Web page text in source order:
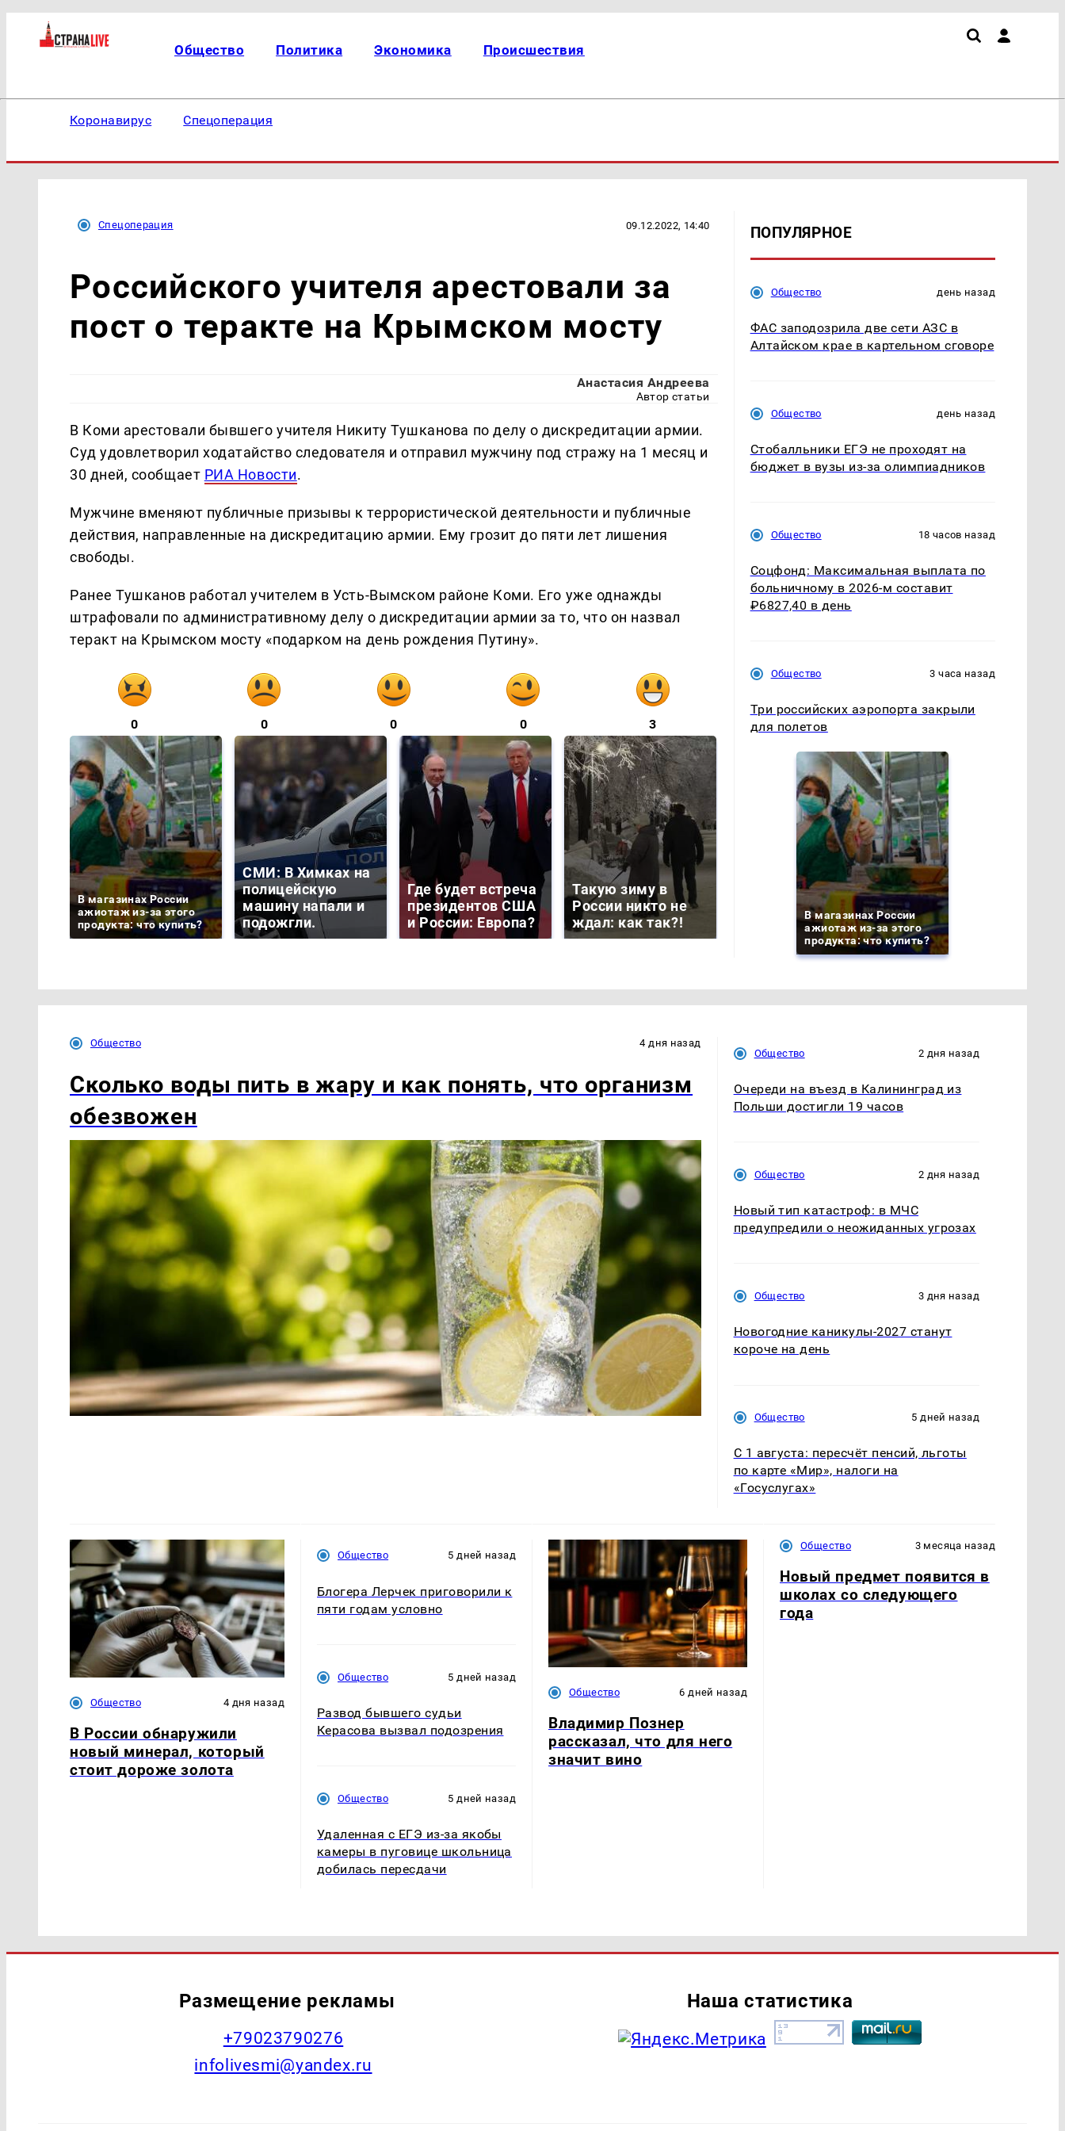
Общество Политика Экономика Происшествия
Коронавирус Спецоперация
Спецоперация 09.12.2022, 14:40
Российского учителя арестовали за
пост о теракте на Крымском мосту
Анастасия Андреева
Автор статьи
В Коми арестовали бывшего учителя Никиту Тушканова по делу о дискредитации армии.
Суд удовлетворил ходатайство следователя и отправил мужчину под стражу на 1 месяц и
30 дней, сообщает РИА Новости.
Мужчине вменяют публичные призывы к террористической деятельности и публичные
действия, направленные на дискредитацию армии. Ему грозит до пяти лет лишения
свободы.
Ранее Тушканов работал учителем в Усть-Вымском районе Коми. Его уже однажды
штрафовали по административному делу о дискредитации армии за то, что он назвал
теракт на Крымском мосту «подарком на день рождения Путину».
0 0 0 0 3
В магазинах России
ажиотаж из-за этого
продукта: что купить?
СМИ: В Химках на
полицейскую
машину напали и
подожгли.
Где будет встреча
президентов США
и России: Европа?
Такую зиму в
России никто не
ждал: как так?!
На Урале из казны
были украдены 18
миллионов рублей
Как выглядит место
крушение вертолета на
Кавказе: смотреть
ПОПУЛЯРНОЕ
Общество день назад
ФАС заподозрила две сети АЗС в
Алтайском крае в картельном сговоре
Общество день назад
Стобалльники ЕГЭ не проходят на
бюджет в вузы из-за олимпиадников
Общество 18 часов назад
Соцфонд: Максимальная выплата по
больничному в 2026-м составит
₽6827,40 в день
Общество 3 часа назад
Три российских аэропорта закрыли
для полетов
В магазинах России
ажиотаж из-за этого
продукта: что купить?
Общество 4 дня назад
Сколько воды пить в жару и как понять, что организм
обезвожен
Общество 2 дня назад
Очереди на въезд в Калининград из
Польши достигли 19 часов
Общество 2 дня назад
Новый тип катастроф: в МЧС
предупредили о неожиданных угрозах
Общество 3 дня назад
Новогодние каникулы-2027 станут
короче на день
Общество 5 дней назад
С 1 августа: пересчёт пенсий, льготы
по карте «Мир», налоги на
«Госуслугах»
Общество 4 дня назад
В России обнаружили
новый минерал, который
стоит дороже золота
Общество 5 дней назад
Блогера Лерчек приговорили к
пяти годам условно
Общество 5 дней назад
Развод бывшего судьи
Керасова вызвал подозрения
Общество 5 дней назад
Удаленная с ЕГЭ из-за якобы
камеры в пуговице школьница
добилась пересдачи
Общество 6 дней назад
Владимир Познер
рассказал, что для него
значит вино
Общество 3 месяца назад
Новый предмет появится в
школах со следующего
года
Размещение рекламы
+79023790276
infolivesmi@yandex.ru
Наша статистика